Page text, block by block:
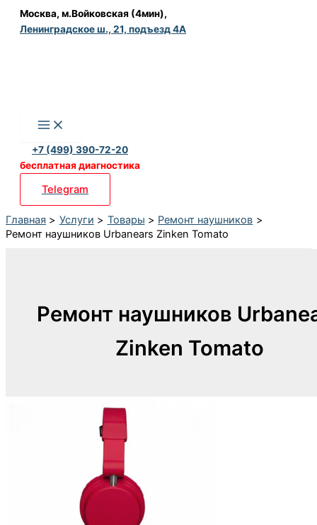
Перейти
Москва, м.Войковская (4мин),
Ленинградское ш., 21, подъезд 4А
+7 (499) 390-72-20
бесплатная диагностика
Telegram
Главная Услуги Товары
Ремонт наушников
Ремонт наушников Urbanears Zinken Tomato
Ремонт наушников
Zinken Tomato